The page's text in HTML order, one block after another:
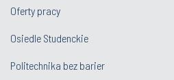
Oferty pracy
Osiedle Studenckie
Politechnika bez barier